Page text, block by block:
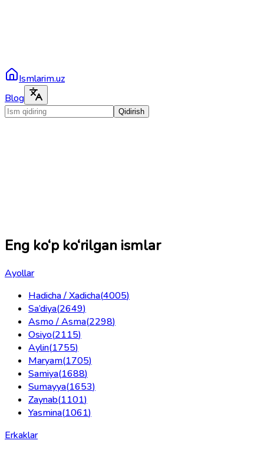
Ismlarim.uz
Blog
Qidirish
Eng ko‘p ko‘rilgan ismlar
Ayollar
Hadicha / Xadicha(4005)
Sa’diya(2649)
Asmo / Asma(2298)
Osiyo(2115)
Aylin(1755)
Maryam(1705)
Samiya(1688)
Sumayya(1653)
Zaynab(1101)
Yasmina(1061)
Erkaklar